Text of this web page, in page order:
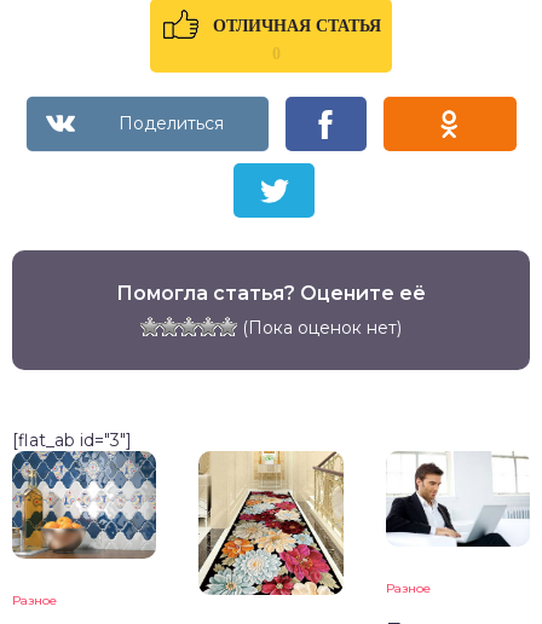
ОТЛИЧНАЯ СТАТЬЯ
0
Помогла статья? Оцените её
(Пока оценок нет)
[flat_ab id="3"]
Разное
Разное